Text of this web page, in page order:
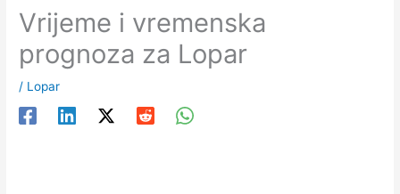
Vrijeme i vremenska
prognoza za Lopar
/ Lopar